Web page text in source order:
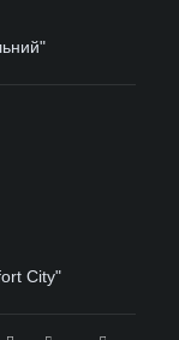
City"